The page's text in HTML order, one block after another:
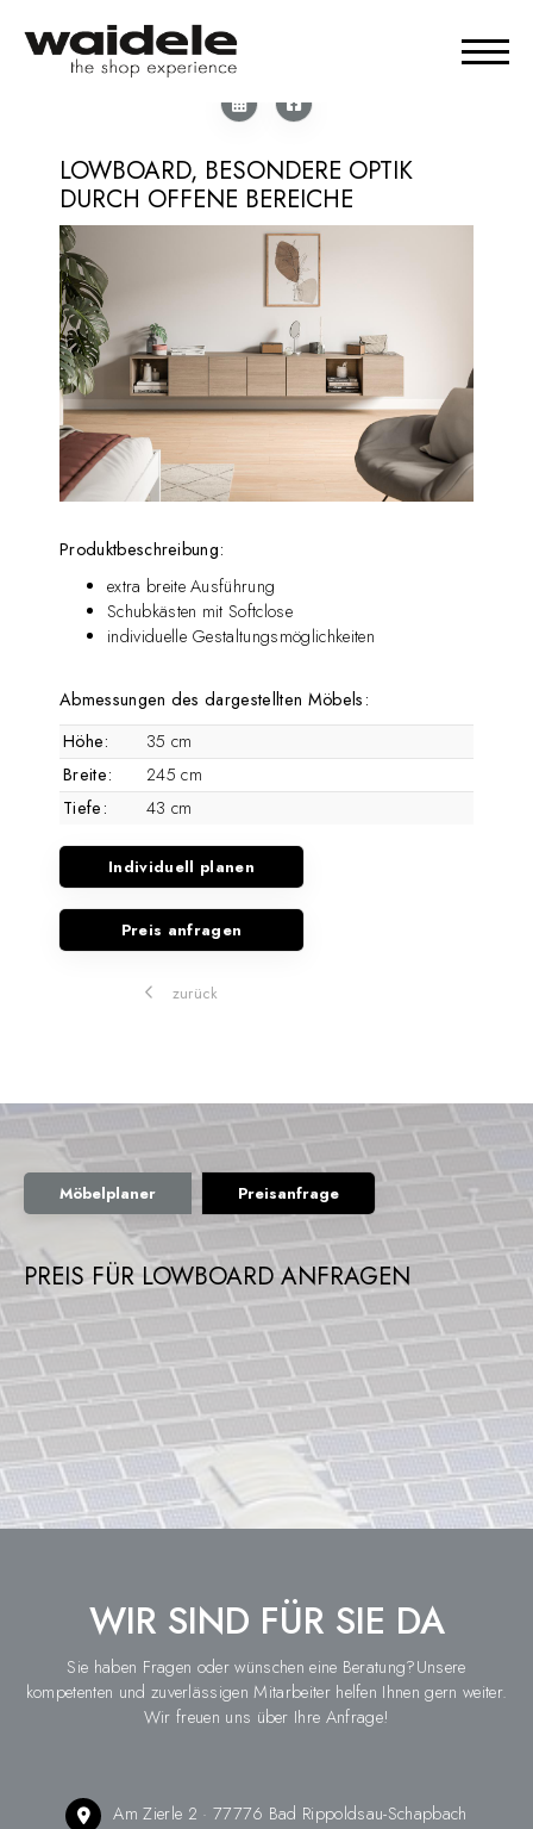
LOWBOARD, BESONDERE OPTIK
DURCH OFFENE BEREICHE
Produktbeschreibung:
extra breite Ausführung
Schubkästen mit Softclose
individuelle Gestaltungsmöglichkeiten
Abmessungen des dargestellten Möbels:
Höhe:
35 cm
Breite:
245 cm
Tiefe:
43 cm
Individuell planen
Preis anfragen
zurück
Möbelplaner Preisanfrage
PREIS FÜR LOWBOARD ANFRAGEN
WIR SIND FÜR SIE DA
Sie haben Fragen oder wünschen eine Beratung?Unsere
kompetenten und zuverlässigen Mitarbeiter helfen Ihnen gern weiter.
Wir freuen uns über Ihre Anfrage!
Am Zierle 2 · 77776 Bad Rippoldsau-Schapbach